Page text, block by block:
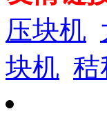
压块机
块机 秸